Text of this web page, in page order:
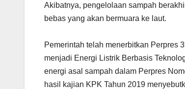
Akibatnya, pengelolaan sampah
bebas yang akan bermuara ke laut.
Pemerintah telah menerbitkan Perpres
menjadi Energi Listrik Berbasis
energi asal sampah dalam Perpres
hasil kajian KPK Tahun 2019